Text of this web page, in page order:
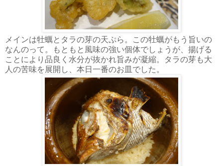
メインは牡蠣とタラの芽の天ぷら。この牡蠣がもう旨いの
なんのって。もともと風味の強い個体でしょうが、揚げる
ことにより品良く水分が抜かれ旨みが凝縮。タラの芽も大
人の苦味を展開し、本日一番のお皿でした。